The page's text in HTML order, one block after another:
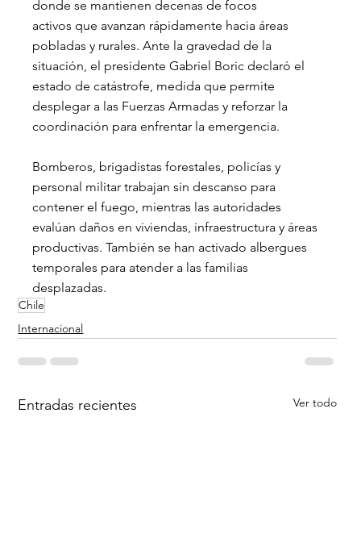
donde se mantienen decenas de focos
activos que avanzan rápidamente hacia áreas
pobladas y rurales. Ante la gravedad de la
situación, el presidente Gabriel Boric declaró el
estado de catástrofe, medida que permite
desplegar a las Fuerzas Armadas y reforzar la
coordinación para enfrentar la emergencia.
Bomberos, brigadistas forestales, policías y
personal militar trabajan sin descanso para
contener el fuego, mientras las autoridades
evalúan daños en viviendas, infraestructura y áreas
productivas. También se han activado albergues
temporales para atender a las familias
desplazadas.
Chile
Internacional
Entradas recientes Ver todo